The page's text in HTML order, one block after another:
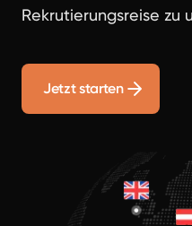
Rekrutierungsreise zu
Jetzt starten